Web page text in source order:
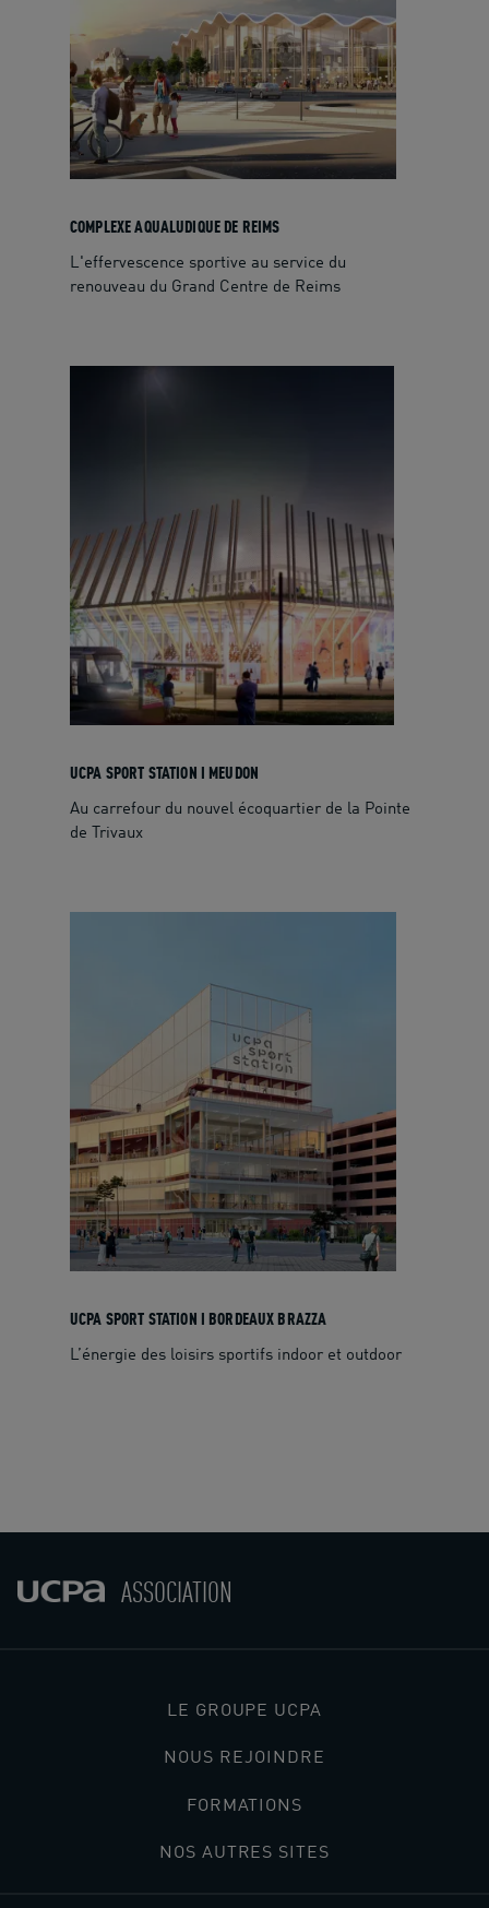
COMPLEXE AQUALUDIQUE DE REIMS
L'effervescence sportive au service du
renouveau du Grand Centre de Reims
UCPA SPORT STATION I MEUDON
Au carrefour du nouvel écoquartier de la Pointe
de Trivaux
UCPA SPORT STATION I BORDEAUX BRAZZA
L’énergie des loisirs sportifs indoor et outdoor
ASSOCIATION
LE GROUPE UCPA
NOUS REJOINDRE
FORMATIONS
NOS AUTRES SITES